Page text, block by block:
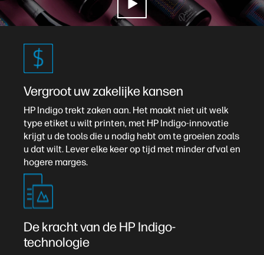
Vergroot uw zakelijke kansen
HP Indigo trekt zaken aan. Het maakt niet uit welk
type etiket u wilt printen, met HP Indigo-innovatie
krijgt u de tools die u nodig hebt om te groeien zoals
u dat wilt. Lever elke keer op tijd met minder afval en
hogere marges.
De kracht van de HP Indigo-
technologie